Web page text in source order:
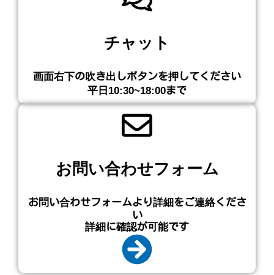
チャット
画面右下の吹き出しボタンを押してください​
平日10:30~18:00まで
お問い合わせフォーム
お問い合わせフォームより詳細をご連絡くださ
い
詳細に確認が可能です